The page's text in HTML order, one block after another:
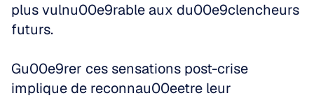
plus vulnu00e9rable aux du00e9clencheurs
futurs.
Gu00e9rer ces sensations post-crise
implique de reconnau00eetre leur